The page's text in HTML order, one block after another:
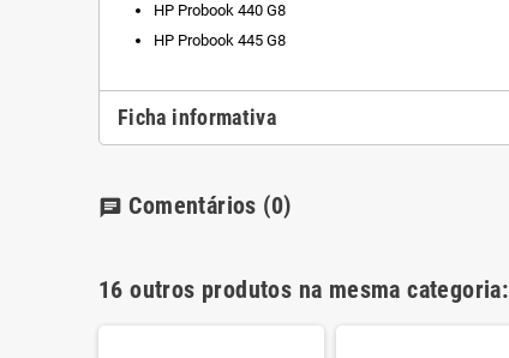
HP Probook 440 G8
HP Probook 445 G8
Ficha informativa
chat Comentários (0)
16 outros produtos na mesma categoria: